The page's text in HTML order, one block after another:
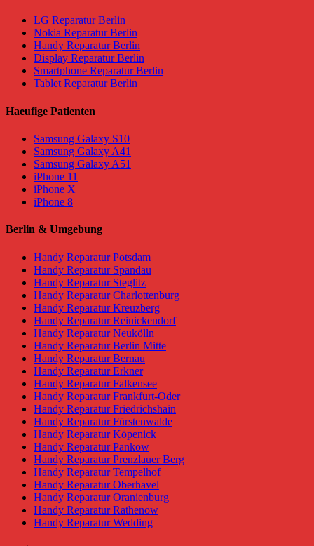
LG Reparatur Berlin
Nokia Reparatur Berlin
Handy Reparatur Berlin
Display Reparatur Berlin
Smartphone Reparatur Berlin
Tablet Reparatur Berlin
Haeufige Patienten
Samsung Galaxy S10
Samsung Galaxy A41
Samsung Galaxy A51
iPhone 11
iPhone X
iPhone 8
Berlin & Umgebung
Handy Reparatur Potsdam
Handy Reparatur Spandau
Handy Reparatur Steglitz
Handy Reparatur Charlottenburg
Handy Reparatur Kreuzberg
Handy Reparatur Reinickendorf
Handy Reparatur Neukölln
Handy Reparatur Berlin Mitte
Handy Reparatur Bernau
Handy Reparatur Erkner
Handy Reparatur Falkensee
Handy Reparatur Frankfurt-Oder
Handy Reparatur Friedrichshain
Handy Reparatur Fürstenwalde
Handy Reparatur Köpenick
Handy Reparatur Pankow
Handy Reparatur Prenzlauer Berg
Handy Reparatur Tempelhof
Handy Reparatur Oberhavel
Handy Reparatur Oranienburg
Handy Reparatur Rathenow
Handy Reparatur Wedding